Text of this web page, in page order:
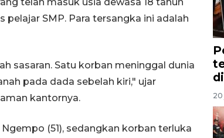
SMP. Para tersangka ini adalah
sasaran. Satu korban meninggal dunia
pada dada sebelah kiri," ujar
kantornya.
(51), sedangkan korban terluka
20